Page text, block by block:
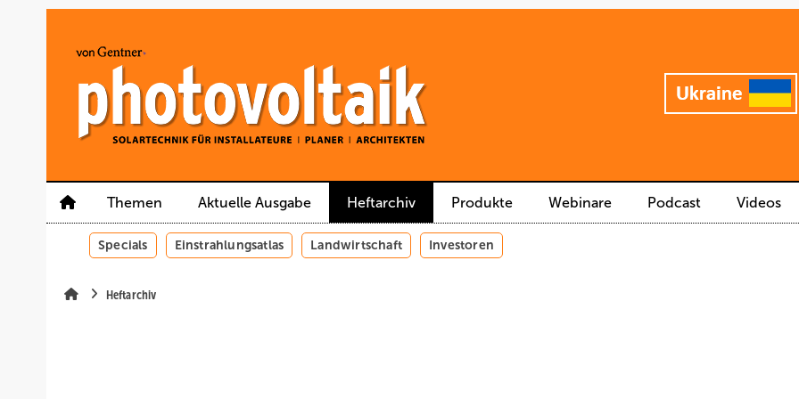
Themen Aktuelle Ausgabe Heftarchiv Produkte Webinare Podcast Videos
Specials Einstrahlungsatlas Landwirtschaft Investoren
Heftarchiv